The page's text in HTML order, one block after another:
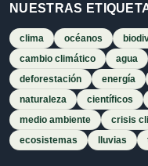
NUESTRAS
clima océanos
cambio climático
agua
deforestación
energía
naturaleza
científicos
medio ambiente
crisis
ecosistemas
lluvias